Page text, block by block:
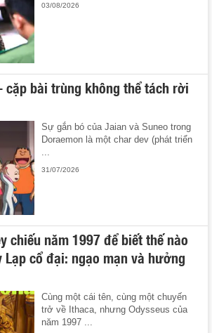
03/08/2026
cặp bài trùng không thể tách rời
Sự gắn bó của Jaian và Suneo trong
Doraemon là một char dev (phát triển
...
31/07/2026
chiếu năm 1997 để biết thế nào
cổ đại: ngạo mạn và hưởng
Cùng một cái tên, cùng một chuyến
trở về Ithaca, nhưng Odysseus của
năm 1997 ...